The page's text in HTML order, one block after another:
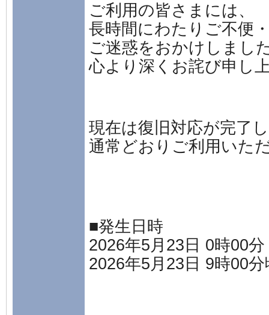
ご利用の皆さまには、
長時間にわたりご不便
ご迷惑をおかけしまし
心より深くお詫び申し
現在は復旧対応が完了
通常どおりご利用いた
■発生日時
2026年5月23日 0時00分
2026年5月23日 9時00分